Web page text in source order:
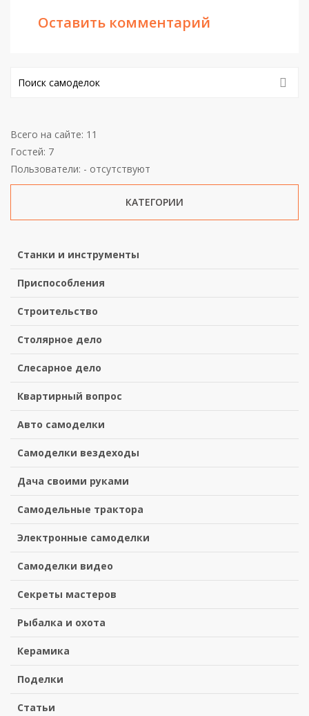
Оставить комментарий
Всего на сайте: 11
Гостей: 7
Пользователи: - отсутствуют
КАТЕГОРИИ
Станки и инструменты
Приспособления
Строительство
Столярное дело
Слесарное дело
Квартирный вопрос
Авто самоделки
Самоделки вездеходы
Дача своими руками
Самодельные трактора
Электронные самоделки
Самоделки видео
Секреты мастеров
Рыбалка и охота
Керамика
Поделки
Статьи